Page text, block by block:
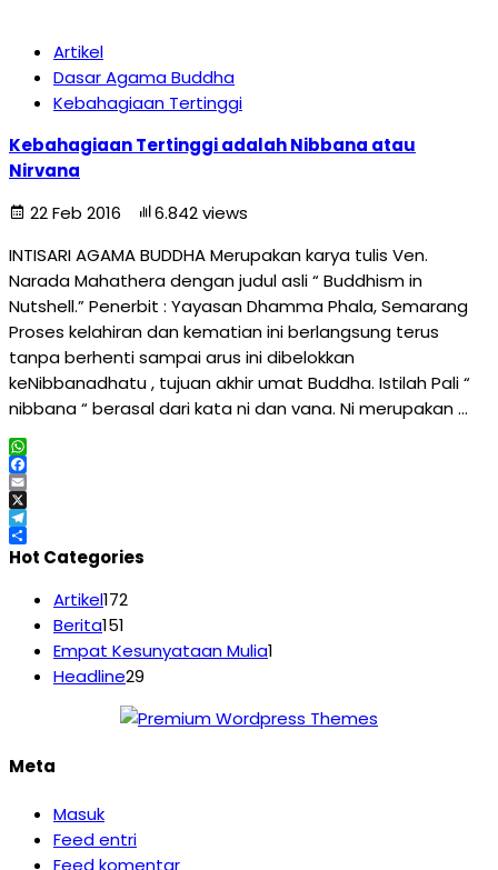
Artikel
Dasar Agama Buddha
Kebahagiaan Tertinggi
Kebahagiaan Tertinggi adalah Nibbana atau
Nirvana
22 Feb 2016
6.842 views
INTISARI AGAMA BUDDHA Merupakan karya tulis Ven.
Narada Mahathera dengan judul asli “ Buddhism in
Nutshell.” Penerbit : Yayasan Dhamma Phala, Semarang
Proses kelahiran dan kematian ini berlangsung terus
tanpa berhenti sampai arus ini dibelokkan
keNibbanadhatu , tujuan akhir umat Buddha. Istilah Pali “
nibbana “ berasal dari kata ni dan vana. Ni merupakan …
WhatsApp
Facebook
Email
X
Telegram
Share
Hot Categories
Artikel172
Berita151
Empat Kesunyataan Mulia1
Headline29
Meta
Masuk
Feed entri
Feed komentar